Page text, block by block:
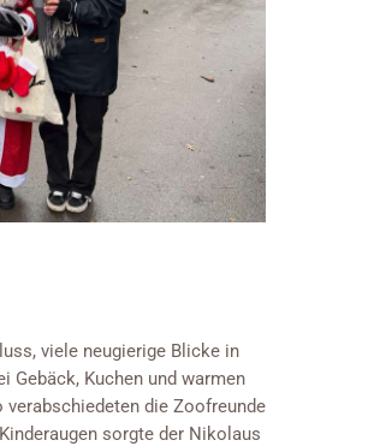
viele neugierige Blicke in
Gebäck, Kuchen und warmen
die Zoofreunde
sorgte der Nikolaus